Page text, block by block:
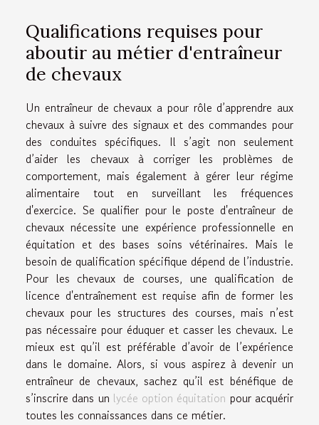
Qualifications requises pour
aboutir au métier d'entraîneur
de chevaux
Un entraîneur de chevaux a pour rôle d’apprendre aux
chevaux à suivre des signaux et des commandes pour
des conduites spécifiques. Il s’agit non seulement
d’aider les chevaux à corriger les problèmes de
comportement, mais également à gérer leur régime
alimentaire tout en surveillant les fréquences
d'exercice. Se qualifier pour le poste d'entraîneur de
chevaux nécessite une expérience professionnelle en
équitation et des bases soins vétérinaires. Mais le
besoin de qualification spécifique dépend de l’industrie.
Pour les chevaux de courses, une qualification de
licence d'entraînement est requise afin de former les
chevaux pour les structures des courses, mais n’est
pas nécessaire pour éduquer et casser les chevaux. Le
mieux est qu’il est préférable d’avoir de l’expérience
dans le domaine. Alors, si vous aspirez à devenir un
entraîneur de chevaux, sachez qu’il est bénéfique de
s’inscrire dans un lycée option équitation pour acquérir
toutes les connaissances dans ce métier.